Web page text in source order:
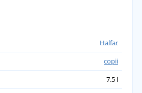
Halfar
copii
7.5 l